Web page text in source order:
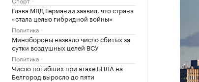
Глава МВД Германии заявил, что страна
«стала целью гибридной войны»
Политика
Минобороны назвало число сбитых за
сутки воздушных целей ВСУ
Политика
Число погибших при атаке БПЛА на
Белгород выросло до пяти